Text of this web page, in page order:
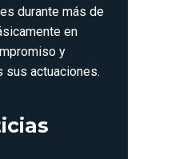
durante más de
en
y
sus actuaciones.